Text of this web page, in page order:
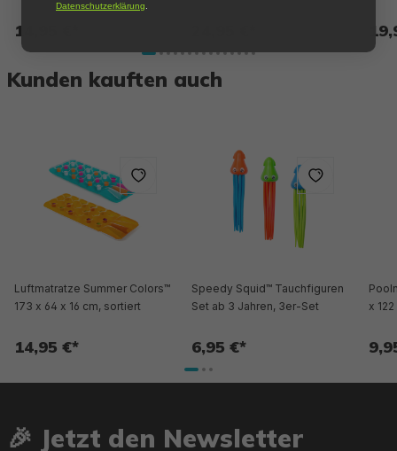
14,95 €*
Kunden kauften auch
Luftmatratze Summer Colors™
173 x 64 x 16 cm, sortiert
14,95 €*
Speedy Squid™ Tauchfiguren
Set ab 3 Jahren, 3er-Set
6,95 €*
x
🎉 Jetzt den Newsletter
Datenschutzerklärung